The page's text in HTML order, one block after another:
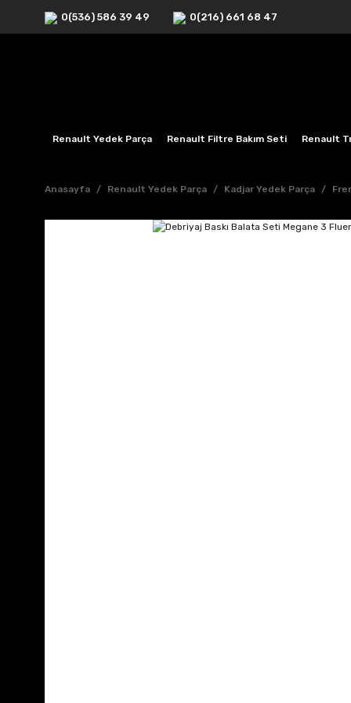
0(536) 586 39 49 0(216) 661 68 47
Renault Yedek Parça Renault Filtre Bakım Seti Renault
Anasayfa Renault Yedek Parça Kadjar Yedek Parça